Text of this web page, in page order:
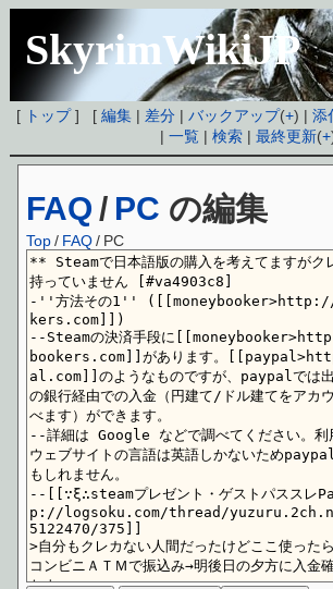
SkyrimWikiJP
[ トップ] [編集 | 差分 |バックアップ(+) |添
|一覧 |検索 |最終更新(+
FAQ / PC の編集
Top / FAQ/ PC